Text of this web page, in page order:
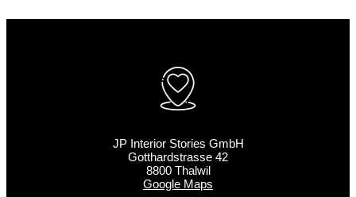
JP Interior Stories GmbH
Gotthardstrasse 42
8800 Thalwil
Google Maps